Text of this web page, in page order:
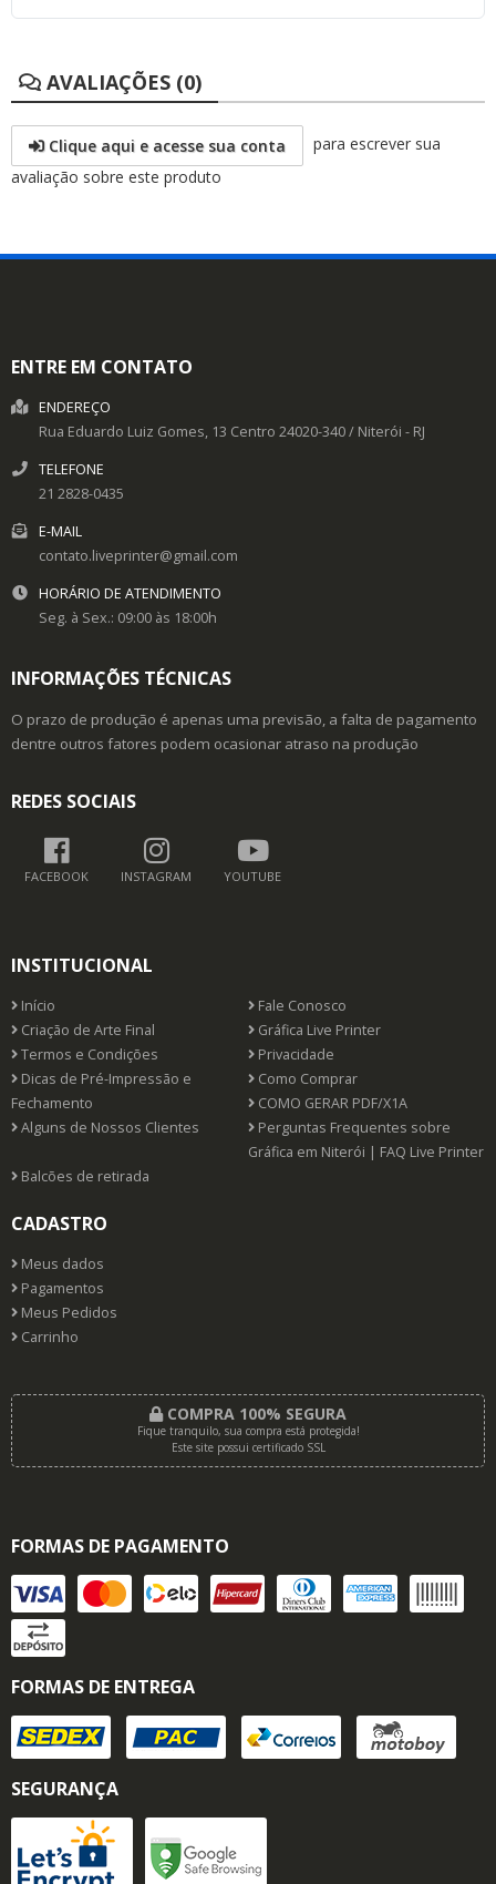
AVALIAÇÕES (0)
Clique aqui e acesse sua conta
para escrever sua
avaliação sobre este produto
ENTRE EM CONTATO
ENDEREÇO
Rua Eduardo Luiz Gomes, 13 Centro 24020-340/ Niterói - RJ
TELEFONE
21 2828-0435
E-MAIL
contato.liveprinter@gmail.com
HORÁRIO DE ATENDIMENTO
Seg. à Sex.: 09:00 às 18:00h
INFORMAÇÕES TÉCNICAS
O prazo de produção é apenas uma previsão, a falta de pagamento
dentre outros fatores podem ocasionar atraso na produção
REDES SOCIAIS
FACEBOOK INSTAGRAM YOUTUBE
INSTITUCIONAL
Início
Fale Conosco
Criação de Arte Final
Gráfica Live Printer
Termos e Condições
Privacidade
Dicas de Pré-Impressão e
Fechamento
Como Comprar
COMO GERAR PDF/X1A
Alguns de Nossos Clientes
Perguntas Frequentes sobre
Gráfica em Niterói | FAQ Live Printer
Balcões de retirada
CADASTRO
Meus dados
Pagamentos
Meus Pedidos
Carrinho
COMPRA 100% SEGURA
Fique tranquilo, sua compra está protegida!
Este site possui certificado SSL
FORMAS DE PAGAMENTO
FORMAS DE ENTREGA
SEGURANÇA